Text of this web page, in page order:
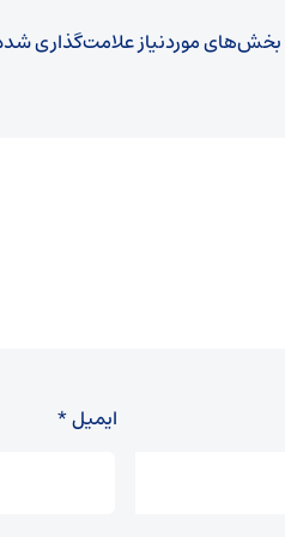
بخش‌های موردنیاز علامت‌گذاری
ایمیل*